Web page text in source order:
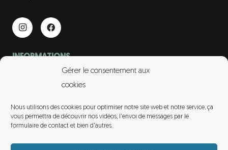
Gérer le consentement aux
cookies
Nous utilisons des cookies pour optimiser notre site web et notre service, ça
vous permettra de découvrir nos vidéos, l'envoi de messages par le
formulaire de contact et bien d'autres.
INFORMATIONS
LIENS UTILES